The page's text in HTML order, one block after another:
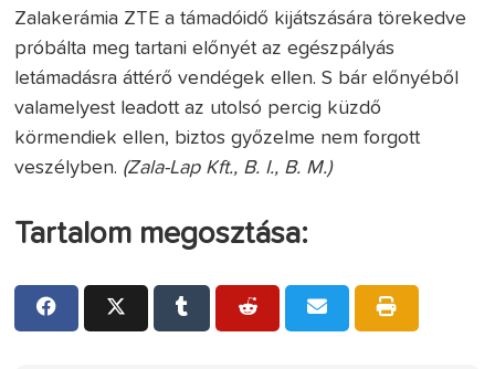
Zalakerámia ZTE a támadóidő kijátszására törekedve
próbálta meg tartani előnyét az egészpályás
letámadásra áttérő vendégek ellen. S bár előnyéből
valamelyest leadott az utolsó percig küzdő
körmendiek ellen, biztos győzelme nem forgott
veszélyben. (Zala-Lap Kft., B. I., B. M.)
Tartalom megosztása: